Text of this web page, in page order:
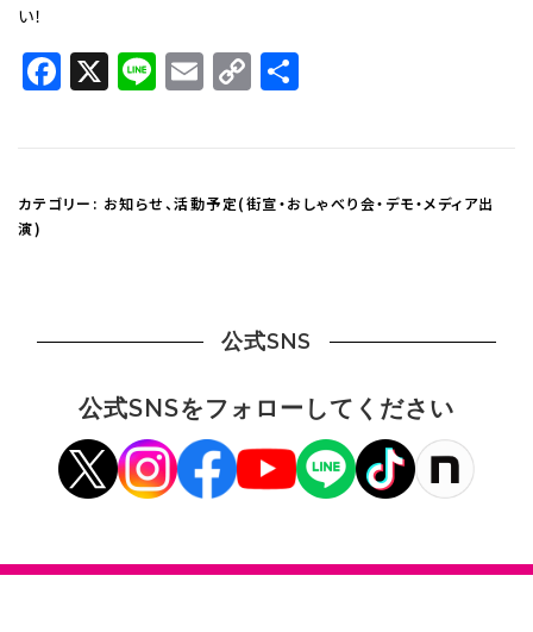
い！
Facebook
X LineEmail
Copy
Link
カテゴリー: お知らせ、活動予定(街宣・おしゃべり会・デモ・メディア出
演)
公式SNS
公式SNSをフォローしてください